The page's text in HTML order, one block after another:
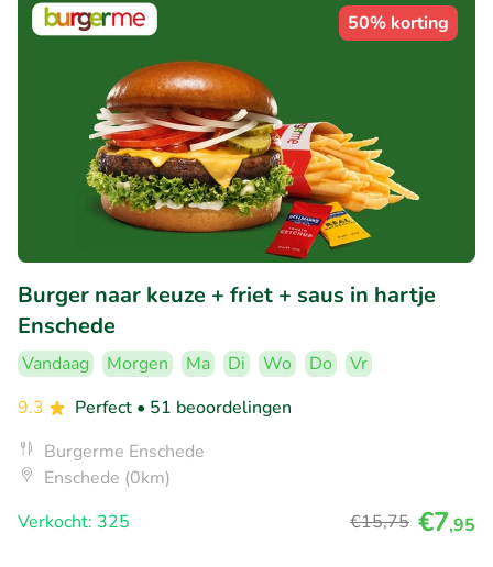
50% korting
Burger naar keuze + friet + saus in hartje
Enschede
Vandaag Morgen Ma Di Wo Do
Vr
9.3
Perfect • 51 beoordelingen
Burgerme Enschede
Enschede (0km)
Verkocht: 325
€15,75 €7,95